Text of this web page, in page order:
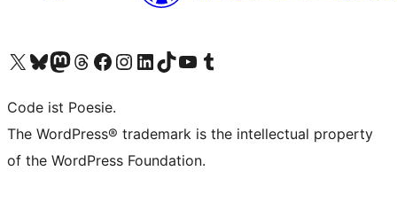
Das X-Konto (früher Twitter) von WordPress.org besuchen
Das Bluesky-Konto von WordPress.org besuchen
Das Mastodon-Konto von WordPress.org besuchen
Das Threads-Konto von WordPress.org besuchen
Die Facebook-Seite von WordPress.org besuchen
Das Instagram-Konto von WordPress.org besuchen
Das LinkedIn-Konto von WordPress.org besuchen
Das TikTok-Konto von WordPress.org besuchen
Den YouTube-Kanal von WordPress.org besuchen
Das Tumblr-Konto von WordPress.org besuchen
Code ist Poesie.
The WordPress® trademark is the intellectual property
of the WordPress Foundation.